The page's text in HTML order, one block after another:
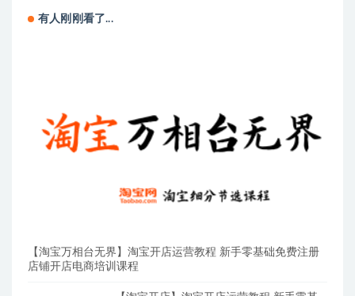
有人刚刚看了...
【淘宝万相台无界】淘宝开店运营教程 新手零基础免费注册
店铺开店电商培训课程